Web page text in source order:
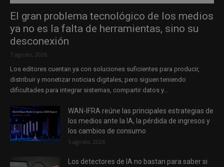
El gran problema tecnológico de los medios
ya no es la falta de herramientas, sino su
desconexión
7 agosto, 2026
Los editores cuentan ya con soluciones suficientes para producir,
distribuir y monetizar noticias digitales, pero siguen teniendo
dificultades para integrar sistemas, compartir datos y...
WAN-IFRA reúne las principales estrategias de
los medios ante la IA, la pérdida de ingresos y
los cambios de consumo
5 agosto, 2026
Los detectores de IA no bastan para saber si